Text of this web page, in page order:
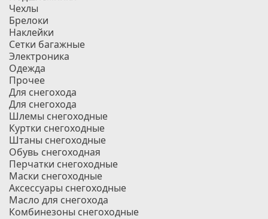
Чехлы
Брелоки
Наклейки
Сетки багажные
Электроника
Одежда
Прочее
Для снегохода
Для снегохода
Шлемы снегоходные
Куртки снегоходные
Штаны снегоходные
Обувь снегоходная
Перчатки снегоходные
Маски снегоходные
Аксессуары снегоходные
Масло для снегохода
Комбинезоны снегоходные